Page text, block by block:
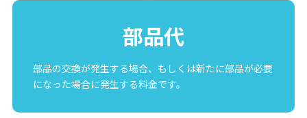
部品代
部品の交換が発生する場合、もしくは新たに部品が必要
になった場合に発生する料金です。